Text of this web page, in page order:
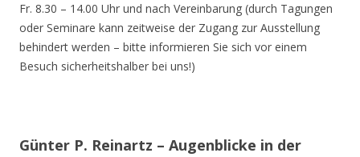
Fr. 8.30 – 14.00 Uhr und nach Vereinbarung (durch Tagungen
oder Seminare kann zeitweise der Zugang zur Ausstellung
behindert werden – bitte informieren Sie sich vor einem
Besuch sicherheitshalber bei uns!)
Günter P. Reinartz – Augenblicke in der